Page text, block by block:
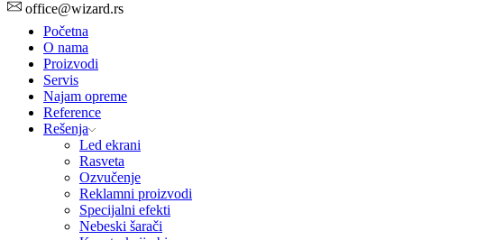
office@wizard.rs
Početna
O nama
Proizvodi
Servis
Najam opreme
Reference
Rešenja
Led ekrani
Rasveta
Ozvučenje
Reklamni proizvodi
Specijalni efekti
Nebeski šarači